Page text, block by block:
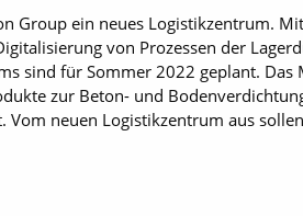
Group ein neues Logistikzentrum.
von Prozessen der
sind für Sommer 2022 geplant. Das
zur Beton- und
neuen Logistikzentrum aus